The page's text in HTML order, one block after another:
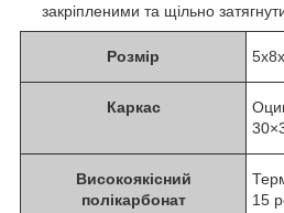
закріпленими та щільно
Розмір
Каркас
Високоякісний
полікарбонат
15